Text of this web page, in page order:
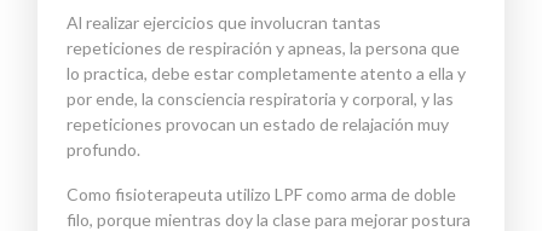
Al realizar ejercicios que involucran tantas
repeticiones de respiración y apneas, la persona que
lo practica, debe estar completamente atento a ella y
por ende, la consciencia respiratoria y corporal, y las
repeticiones provocan un estado de relajación muy
profundo.
Como fisioterapeuta utilizo LPF como arma de doble
filo, porque mientras doy la clase para mejorar postura